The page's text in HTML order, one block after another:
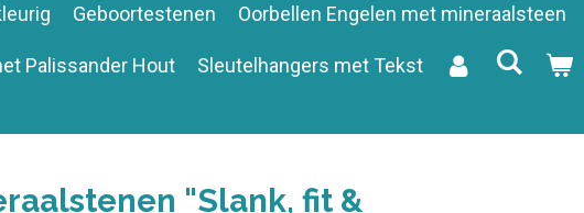
Geboortestenen Oorbellen Engelen met mineraalsteen
Palissander Hout Sleutelhangers met Tekst
"Slank, fit &